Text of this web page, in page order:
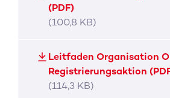
(PDF)
(100,8 KB)
Leitfaden Organisation
Registrierungsaktion
(114,3 KB)